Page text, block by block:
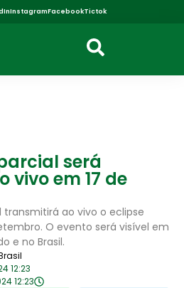
InstagramFacebookTictok
será
vivo em 17 de
transmitirá ao vivo o eclipse
O evento será visível em
e no Brasil.
12:23
12:23